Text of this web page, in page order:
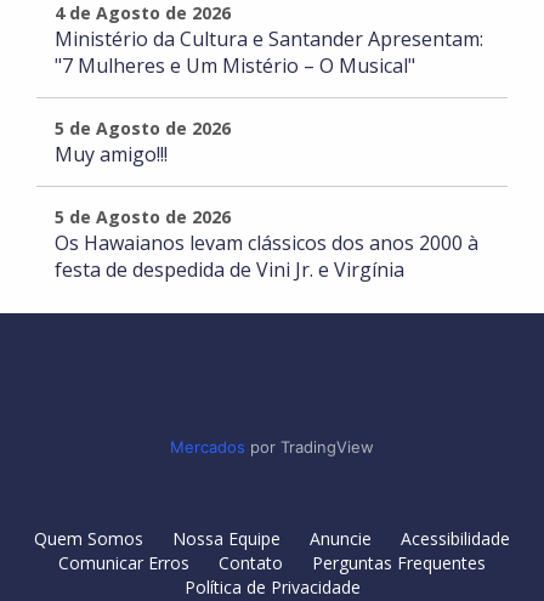
4 de Agosto de 2026
Ministério da Cultura e Santander Apresentam:
"7 Mulheres e Um Mistério – O Musical"
5 de Agosto de 2026
Muy amigo!!!
5 de Agosto de 2026
Os Hawaianos levam clássicos dos anos 2000 à
festa de despedida de Vini Jr. e Virgínia
Mercados por TradingView
Quem Somos Nossa Equipe Anuncie
Acessibilidade
Comunicar Erros
Contato
Perguntas Frequentes
Política de Privacidade